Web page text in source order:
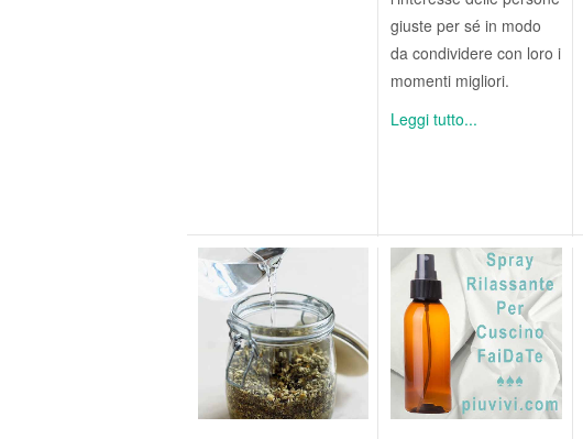
giuste per sé in modo
da condividere con loro i
momenti migliori.
Leggi tutto...